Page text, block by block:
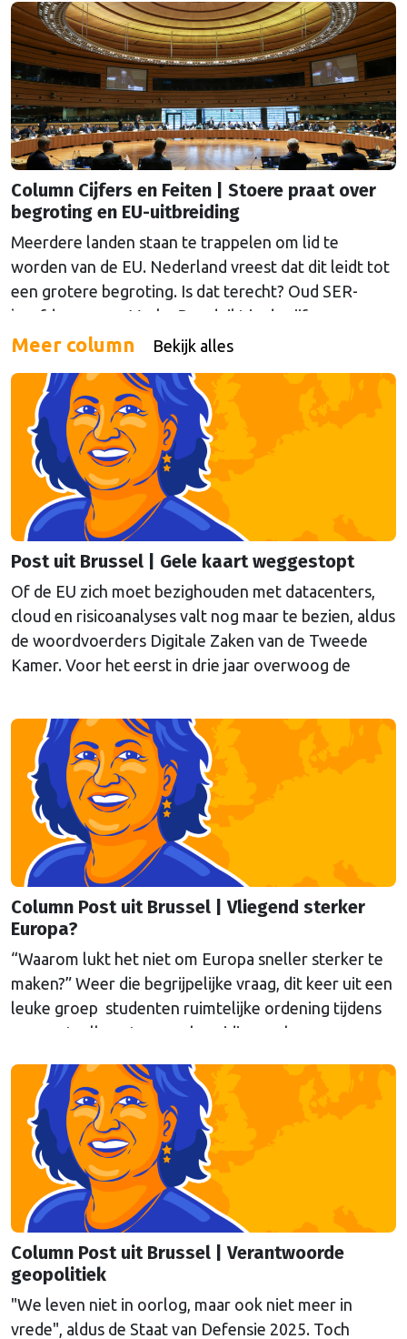
Column Cijfers en Feiten | Stoere praat over
begroting en EU-uitbreiding
Meerdere landen staan te trappelen om lid te
worden van de EU. Nederland vreest dat dit leidt tot
een grotere begroting. Is dat terecht? Oud SER-
hoofdeconoom Marko Bos duikt in de cijfers.
Meer column Bekijk alles
Post uit Brussel | Gele kaart weggestopt
Of de EU zich moet bezighouden met datacenters,
cloud en risicoanalyses valt nog maar te bezien, aldus
de woordvoerders Digitale Zaken van de Tweede
Kamer. Voor het eerst in drie jaar overwoog de
Column Post uit Brussel | Vliegend sterker
Europa?
“Waarom lukt het niet om Europa sneller sterker te
maken?” Weer die begrijpelijke vraag, dit keer uit een
leuke groep studenten ruimtelijke ordening tijdens
een gastcollege ter voorbereiding op hun
van onze columnist Mendeltje van Keulen (cartoon)
aan de hand van twee stapeltjes “Brusselse post” van
deze week.
Column Post uit Brussel | Verantwoorde
geopolitiek
"We leven niet in oorlog, maar ook niet meer in
vrede", aldus de Staat van Defensie 2025. Toch